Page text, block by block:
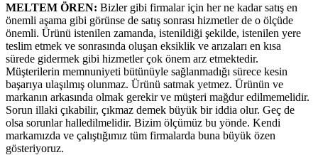
MELTEM ÖREN: Bizler gibi firmalar için her ne kadar satış en
önemli aşama gibi görünse de satış sonrası hizmetler de o ölçüde
önemli. Ürünü istenilen zamanda, istenildiği şekilde, istenilen yere
teslim etmek ve sonrasında oluşan eksiklik ve arızaları en kısa
sürede gidermek gibi hizmetler çok önem arz etmektedir.
Müşterilerin memnuniyeti bütünüyle sağlanmadığı sürece kesin
başarıya ulaşılmış olunmaz. Ürünü satmak yetmez. Ürünün ve
markanın arkasında olmak gerekir ve müşteri mağdur edilmemelidir.
Sorun illaki çıkabilir, çıkmaz demek büyük bir iddia olur. Geç de
olsa sorunlar halledilmelidir. Bizim ölçümüz bu yönde. Kendi
markamızda ve çalıştığımız tüm firmalarda buna büyük özen
gösteriyoruz.